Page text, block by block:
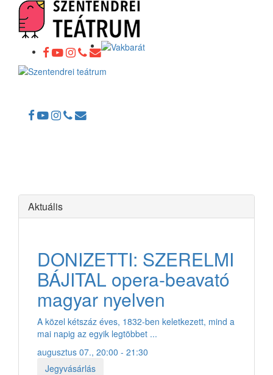
Aktuális
DONIZETTI: SZERELMI
BÁJITAL opera-beavató
magyar nyelven
A közel kétszáz éves, 1832-ben keletkezett, mind a
mai napig az egyik legtöbbet ...
augusztus 07., 20:00 - 21:30
Jegyvásárlás